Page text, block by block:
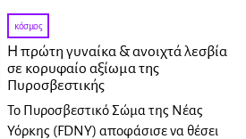
κόσμος
Η πρώτη γυναίκα & ανοιχτά λεσβία
σε κορυφαίο αξίωμα της
Πυροσβεστικής
Το Πυροσβεστικό Σώμα της Νέας
Υόρκης (FDNY) αποφάσισε να θέσει